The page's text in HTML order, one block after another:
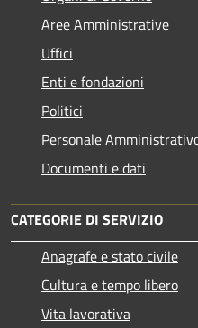
Aree Amministrative
Uffici
Enti e fondazioni
Politici
Personale
Documenti e dati
CATEGORIE DI SERVIZIO
Anagrafe e stato civile
Cultura e tempo libero
Vita lavorativa